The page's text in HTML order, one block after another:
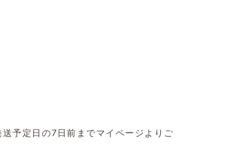
予定日の7日前までマイページよりご